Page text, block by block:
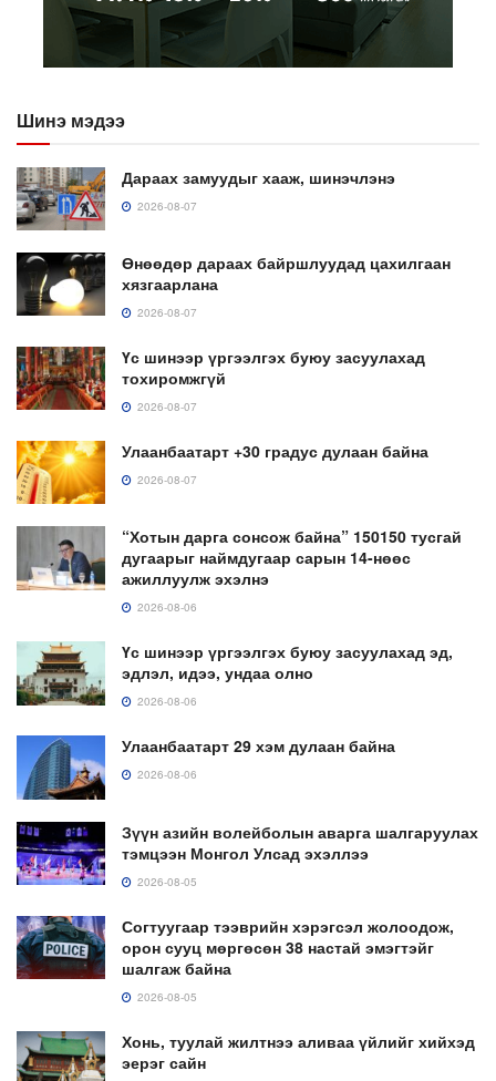
Шинэ мэдээ
Дараах замуудыг хааж, шинэчлэнэ
2026-08-07
Өнөөдөр дараах байршлуудад цахилгаан
хязгаарлана
2026-08-07
Үс шинээр үргээлгэх буюу засуулахад
тохиромжгүй
2026-08-07
Улаанбаатарт +30 градус дулаан байна
2026-08-07
“Хотын дарга сонсож байна” 150150 тусгай
дугаарыг наймдугаар сарын 14-нөөс
ажиллуулж эхэлнэ
2026-08-06
Үс шинээр үргээлгэх буюу засуулахад эд,
эдлэл, идээ, ундаа олно
2026-08-06
Улаанбаатарт 29 хэм дулаан байна
2026-08-06
Зүүн азийн волейболын аварга шалгаруулах
тэмцээн Монгол Улсад эхэллээ
2026-08-05
Согтуугаар тээврийн хэрэгсэл жолоодож,
орон сууц мөргөсөн 38 настай эмэгтэйг
шалгаж байна
2026-08-05
Хонь, туулай жилтнээ аливаа үйлийг хийхэд
эерэг сайн